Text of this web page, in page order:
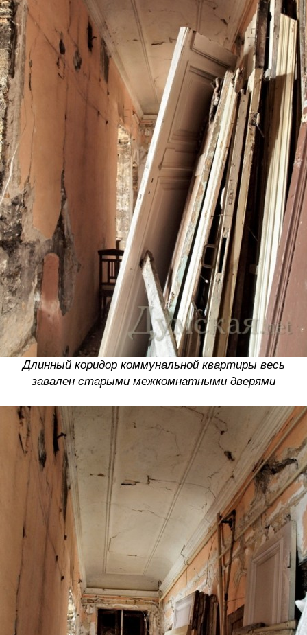
Длинный коридор коммунальной квартиры весь
завален старыми межкомнатными дверями